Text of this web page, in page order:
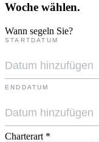
Woche wählen.
Wann segeln Sie?
STARTDATUM
ENDDATUM
Charterart *